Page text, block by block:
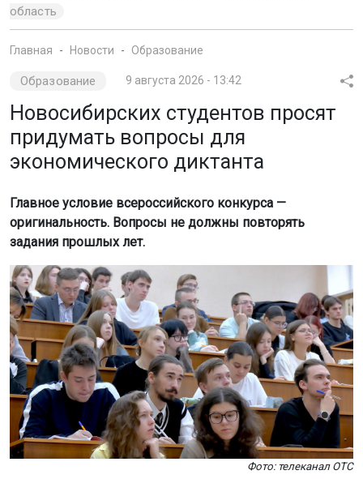
область
Главная Новости Образование
Образование 9 августа 2026 - 13:42
Новосибирских студентов просят
придумать вопросы для
экономического диктанта
Главное условие всероссийского конкурса —
оригинальность. Вопросы не должны повторять
задания прошлых лет.
Фото: телеканал ОТС